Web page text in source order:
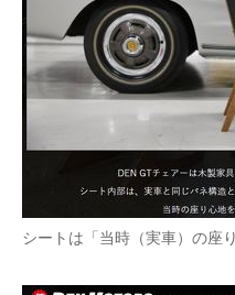
シートは「当時（実車）の座